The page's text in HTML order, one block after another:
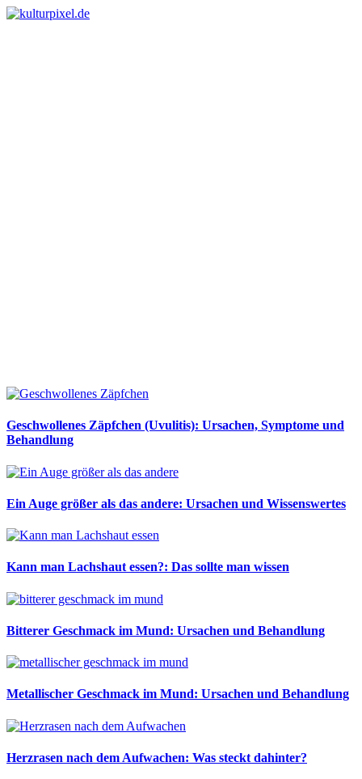
Geschwollenes Zäpfchen (Uvulitis): Ursachen, Symptome und
Behandlung
Ein Auge größer als das andere: Ursachen und Wissenswertes
Kann man Lachshaut essen?: Das sollte man wissen
Bitterer Geschmack im Mund: Ursachen und Behandlung
Metallischer Geschmack im Mund: Ursachen und Behandlung
Herzrasen nach dem Aufwachen: Was steckt dahinter?